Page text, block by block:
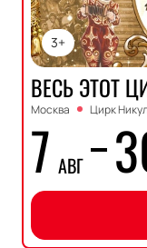
3+
ВЕСЬ ЭТОТ
Москва Цирк
7 АВГ